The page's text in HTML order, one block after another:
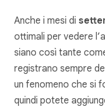
Anche i mesi di
ottimali per vedere
siano così tante
registrano sempre
un fenomeno che si
quindi potete